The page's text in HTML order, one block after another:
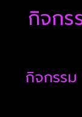
กิจกร
กิจกรร